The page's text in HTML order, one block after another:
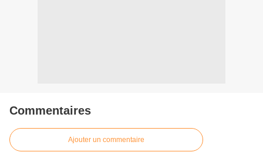
Commentaires
Ajouter un commentaire